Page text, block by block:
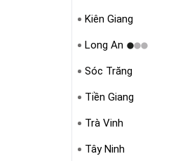
Kiên Giang
Long An
Sóc Trăng
Tiền Giang
Trà Vinh
Tây Ninh